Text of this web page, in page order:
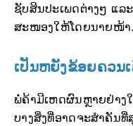
ຊັບສິນປະເພດຕ່າງໆ ແລ
ສະໜອງໃຫ້ໂດຍນາຍໜ້າ.
ເປັນຫຍັງຂ້ອຍຄວນ
ພໍ່ຄ້າມີເຫດຜົນຫຼາຍຢ່າງ
ບາງສິ່ງທີ່ອາດຈະສຳຄັນທີ່